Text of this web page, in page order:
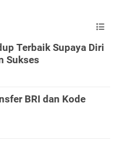
Terbaik Supaya Diri
Sukses
BRI dan Kode